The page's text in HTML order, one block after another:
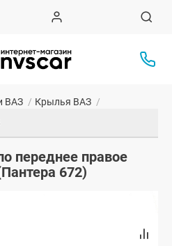
ВАЗ / Крылья ВАЗ /
переднее правое
672)